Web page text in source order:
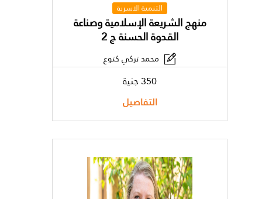
التنمية الاسرية
منهج الشريعة الإسلامية وصناعة
القدوة الحسنة ج 2
محمد تركي كتوع
350 جنية
التفاصيل